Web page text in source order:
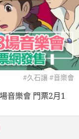
#久石讓 #音樂會
音樂會 門票2月1